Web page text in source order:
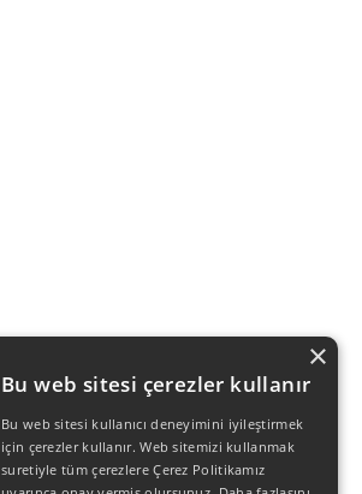
×
Bu web sitesi çerezler kullanır
Bu web sitesi kullanıcı deneyimini iyileştirmek
için çerezler kullanır. Web sitemizi kullanmak
suretiyle tüm çerezlere Çerez Politikamız